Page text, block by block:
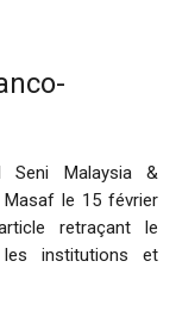
Seni Malaysia &
Masaf le 15 février
retraçant le
institutions et